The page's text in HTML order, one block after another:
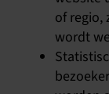
of regio,
wordt